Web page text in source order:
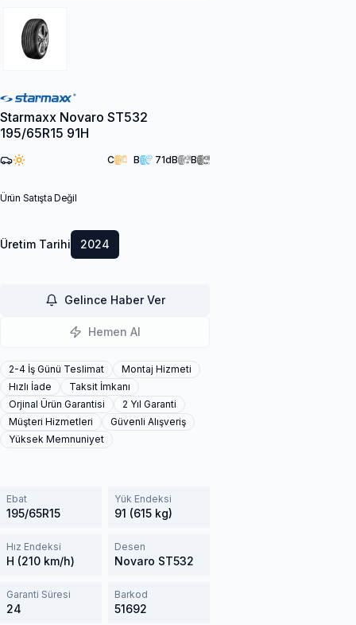
Starmaxx Novaro ST532
195/65R15 91H
C B 71dB B
Ürün Satışta Değil
Üretim Tarihi 2024
Gelince Haber Ver
Hemen Al
2-4 İş Günü Teslimat
Montaj Hizmeti
Hızlı İade
Taksit İmkanı
Orjinal Ürün Garantisi
2 Yıl Garanti
Müşteri Hizmetleri
Güvenli Alışveriş
Yüksek Memnuniyet
Ebat
195/65R15
Yük Endeksi
91 (615 kg)
Hız Endeksi
H (210 km/h)
Desen
Novaro ST532
Garanti Süresi
24
Barkod
51692